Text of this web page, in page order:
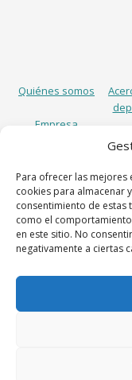
Para ofrecer las
cookies para almacenar
consentimiento de
como el
en este sitio. No
negativamente a ciertas
Quiénes somos
Empresa
Lundbeck España